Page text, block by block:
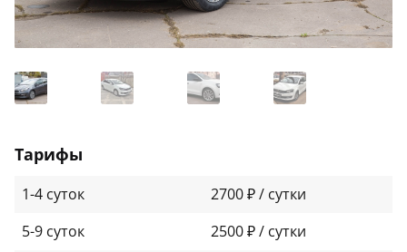
Тарифы
1-4 суток
2700 ₽ / сутки
5-9 суток
2500 ₽ / сутки